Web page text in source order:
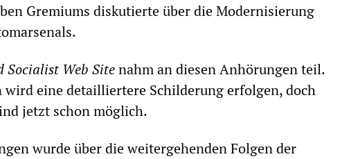
Gremiums diskutierte über die Modernisierung
Socialist Web Sitenahm an diesen Anhörungen teil.
wird eine detailliertere Schilderung erfolgen, doch
jetzt schon möglich.
wurde über die weitergehenden Folgen der